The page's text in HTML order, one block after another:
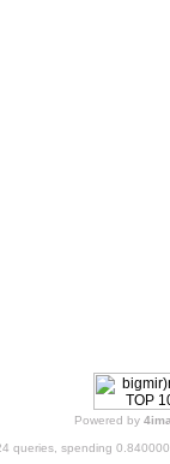
Powered by
queries, spending